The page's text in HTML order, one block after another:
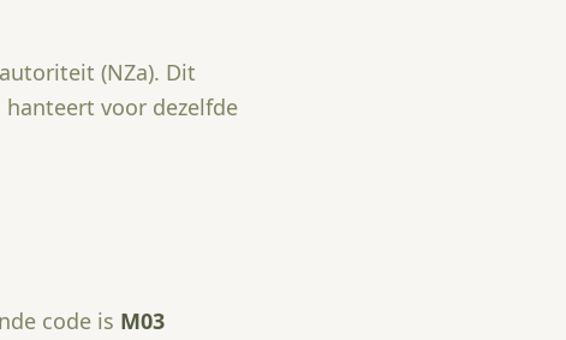
(NZa). Dit
voor dezelfde
code is M03